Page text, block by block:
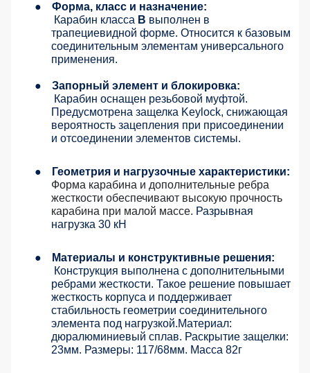
●
Форма, класс и назначение:
Карабин класса В выполнен в
трапециевидной форме. Относится к базовым
соединительным элементам универсального
применения.
●
Запорный элемент и блокировка:
Карабин оснащен резьбовой муфтой.
Предусмотрена защелка Keylock, снижающая
вероятность зацепления при присоединении
и отсоединении элементов системы.
●
Геометрия и нагрузочные характеристики:
Форма карабина и дополнительные ребра
жесткости обеспечивают высокую прочность
карабина при малой массе. Разрывная
нагрузка 30 кН
●
Материалы и конструктивные решения:
Конструкция выполнена с дополнительными
ребрами жесткости. Такое решение повышает
жесткость корпуса и поддерживает
стабильность геометрии соединительного
элемента под нагрузкой.Материал:
дюралюминиевый сплав. Раскрытие защелки:
23мм. Размеры: 117/68мм. Масса 82г